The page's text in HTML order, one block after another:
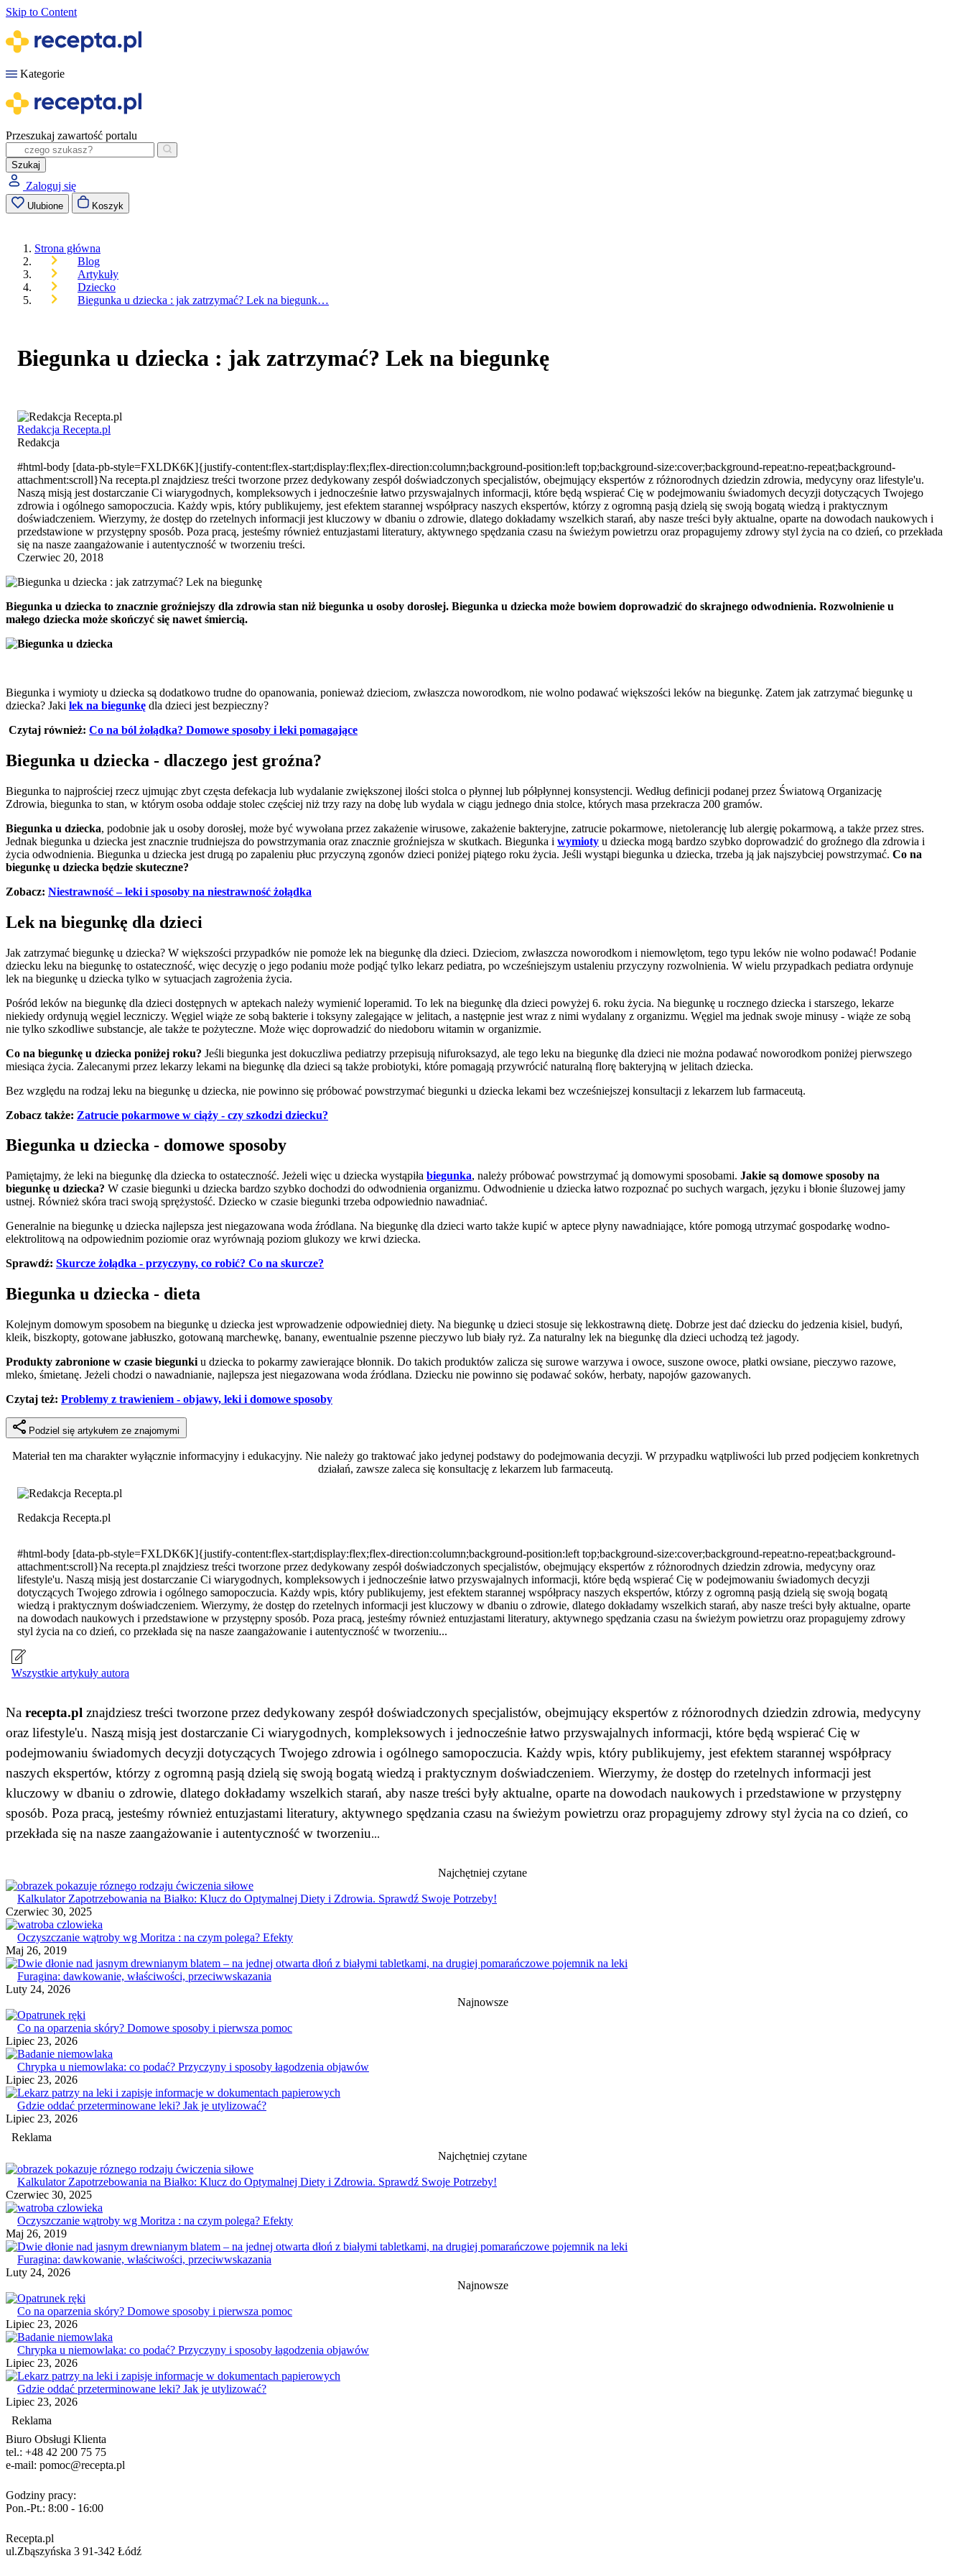
Skip to Content
Kategorie
Przeszukaj zawartość portalu
Szukaj
Zaloguj się
Ulubione Koszyk
Strona główna
Blog
Artykuły
Dziecko
Biegunka u dziecka : jak zatrzymać? Lek na biegunk…
Biegunka u dziecka : jak zatrzymać? Lek na biegunkę
Redakcja Recepta.pl
Redakcja
#html-body [data-pb-style=FXLDK6K]{justify-content:flex-start;display:flex;flex-direction:column;background-position:left top;background-size:cover;background-repeat:no-repeat;background-
attachment:scroll}Na recepta.pl znajdziesz treści tworzone przez dedykowany zespół doświadczonych specjalistów, obejmujący ekspertów z różnorodnych dziedzin zdrowia, medycyny oraz lifestyle'u.
Naszą misją jest dostarczanie Ci wiarygodnych, kompleksowych i jednocześnie łatwo przyswajalnych informacji, które będą wspierać Cię w podejmowaniu świadomych decyzji dotyczących Twojego
zdrowia i ogólnego samopoczucia. Każdy wpis, który publikujemy, jest efektem starannej współpracy naszych ekspertów, którzy z ogromną pasją dzielą się swoją bogatą wiedzą i praktycznym
doświadczeniem. Wierzymy, że dostęp do rzetelnych informacji jest kluczowy w dbaniu o zdrowie, dlatego dokładamy wszelkich starań, aby nasze treści były aktualne, oparte na dowodach naukowych i
przedstawione w przystępny sposób. Poza pracą, jesteśmy również entuzjastami literatury, aktywnego spędzania czasu na świeżym powietrzu oraz propagujemy zdrowy styl życia na co dzień, co przekłada
się na nasze zaangażowanie i autentyczność w tworzeniu treści.
Czerwiec 20, 2018
Biegunka u dziecka to znacznie groźniejszy dla zdrowia stan niż biegunka u osoby dorosłej. Biegunka u dziecka może bowiem doprowadzić do skrajnego odwodnienia. Rozwolnienie u
małego dziecka może skończyć się nawet śmiercią.
Biegunka i wymioty u dziecka są dodatkowo trudne do opanowania, ponieważ dzieciom, zwłaszcza noworodkom, nie wolno podawać większości leków na biegunkę. Zatem jak zatrzymać biegunkę u
dziecka? Jaki lek na biegunkę dla dzieci jest bezpieczny?
Czytaj również: Co na ból żołądka? Domowe sposoby i leki pomagające
Biegunka u dziecka - dlaczego jest groźna?
Biegunka to najprościej rzecz ujmując zbyt częsta defekacja lub wydalanie zwiększonej ilości stolca o płynnej lub półpłynnej konsystencji. Według definicji podanej przez Światową Organizację
Zdrowia, biegunka to stan, w którym osoba oddaje stolec częściej niż trzy razy na dobę lub wydala w ciągu jednego dnia stolce, których masa przekracza 200 gramów.
Biegunka u dziecka, podobnie jak u osoby dorosłej, może być wywołana przez zakażenie wirusowe, zakażenie bakteryjne, zatrucie pokarmowe, nietolerancję lub alergię pokarmową, a także przez stres.
Jednak biegunka u dziecka jest znacznie trudniejsza do powstrzymania oraz znacznie groźniejsza w skutkach. Biegunka i wymioty u dziecka mogą bardzo szybko doprowadzić do groźnego dla zdrowia i
życia odwodnienia. Biegunka u dziecka jest drugą po zapaleniu płuc przyczyną zgonów dzieci poniżej piątego roku życia. Jeśli wystąpi biegunka u dziecka, trzeba ją jak najszybciej powstrzymać. Co na
biegunkę u dziecka będzie skuteczne?
Zobacz: Niestrawność – leki i sposoby na niestrawność żołądka
Lek na biegunkę dla dzieci
Jak zatrzymać biegunkę u dziecka? W większości przypadków nie pomoże lek na biegunkę dla dzieci. Dzieciom, zwłaszcza noworodkom i niemowlętom, tego typu leków nie wolno podawać! Podanie
dziecku leku na biegunkę to ostateczność, więc decyzję o jego podaniu może podjąć tylko lekarz pediatra, po wcześniejszym ustaleniu przyczyny rozwolnienia. W wielu przypadkach pediatra ordynuje
lek na biegunkę u dziecka tylko w sytuacjach zagrożenia życia.
Pośród leków na biegunkę dla dzieci dostępnych w aptekach należy wymienić loperamid. To lek na biegunkę dla dzieci powyżej 6. roku życia. Na biegunkę u rocznego dziecka i starszego, lekarze
niekiedy ordynują węgiel leczniczy. Węgiel wiąże ze sobą bakterie i toksyny zalegające w jelitach, a następnie jest wraz z nimi wydalany z organizmu. Węgiel ma jednak swoje minusy - wiąże ze sobą
nie tylko szkodliwe substancje, ale także te pożyteczne. Może więc doprowadzić do niedoboru witamin w organizmie.
Co na biegunkę u dziecka poniżej roku? Jeśli biegunka jest dokuczliwa pediatrzy przepisują nifuroksazyd, ale tego leku na biegunkę dla dzieci nie można podawać noworodkom poniżej pierwszego
miesiąca życia. Zalecanymi przez lekarzy lekami na biegunkę dla dzieci są także probiotyki, które pomagają przywrócić naturalną florę bakteryjną w jelitach dziecka.
Bez względu na rodzaj leku na biegunkę u dziecka, nie powinno się próbować powstrzymać biegunki u dziecka lekami bez wcześniejszej konsultacji z lekarzem lub farmaceutą.
Zobacz także: Zatrucie pokarmowe w ciąży - czy szkodzi dziecku?
Biegunka u dziecka - domowe sposoby
Pamiętajmy, że leki na biegunkę dla dziecka to ostateczność. Jeżeli więc u dziecka wystąpiła biegunka, należy próbować powstrzymać ją domowymi sposobami. Jakie są domowe sposoby na
biegunkę u dziecka? W czasie biegunki u dziecka bardzo szybko dochodzi do odwodnienia organizmu. Odwodnienie u dziecka łatwo rozpoznać po suchych wargach, języku i błonie śluzowej jamy
ustnej. Również skóra traci swoją sprężystość. Dziecko w czasie biegunki trzeba odpowiednio nawadniać.
Generalnie na biegunkę u dziecka najlepsza jest niegazowana woda źródlana. Na biegunkę dla dzieci warto także kupić w aptece płyny nawadniające, które pomogą utrzymać gospodarkę wodno-
elektrolitową na odpowiednim poziomie oraz wyrównają poziom glukozy we krwi dziecka.
Sprawdź: Skurcze żołądka - przyczyny, co robić? Co na skurcze?
Biegunka u dziecka - dieta
Kolejnym domowym sposobem na biegunkę u dziecka jest wprowadzenie odpowiedniej diety. Na biegunkę u dzieci stosuje się lekkostrawną dietę. Dobrze jest dać dziecku do jedzenia kisiel, budyń,
kleik, biszkopty, gotowane jabłuszko, gotowaną marchewkę, banany, ewentualnie pszenne pieczywo lub biały ryż. Za naturalny lek na biegunkę dla dzieci uchodzą też jagody.
Produkty zabronione w czasie biegunki u dziecka to pokarmy zawierające błonnik. Do takich produktów zalicza się surowe warzywa i owoce, suszone owoce, płatki owsiane, pieczywo razowe,
mleko, śmietanę. Jeżeli chodzi o nawadnianie, najlepsza jest niegazowana woda źródlana. Dziecku nie powinno się podawać soków, herbaty, napojów gazowanych.
Czytaj też: Problemy z trawieniem - objawy, leki i domowe sposoby
Podziel się artykułem ze znajomymi
Materiał ten ma charakter wyłącznie informacyjny i edukacyjny. Nie należy go traktować jako jedynej podstawy do podejmowania decyzji. W przypadku wątpliwości lub przed podjęciem konkretnych
działań, zawsze zaleca się konsultację z lekarzem lub farmaceutą.
Redakcja Recepta.pl
#html-body [data-pb-style=FXLDK6K]{justify-content:flex-start;display:flex;flex-direction:column;background-position:left top;background-size:cover;background-repeat:no-repeat;background-
attachment:scroll}Na recepta.pl znajdziesz treści tworzone przez dedykowany zespół doświadczonych specjalistów, obejmujący ekspertów z różnorodnych dziedzin zdrowia, medycyny oraz
lifestyle'u. Naszą misją jest dostarczanie Ci wiarygodnych, kompleksowych i jednocześnie łatwo przyswajalnych informacji, które będą wspierać Cię w podejmowaniu świadomych decyzji
dotyczących Twojego zdrowia i ogólnego samopoczucia. Każdy wpis, który publikujemy, jest efektem starannej współpracy naszych ekspertów, którzy z ogromną pasją dzielą się swoją bogatą
wiedzą i praktycznym doświadczeniem. Wierzymy, że dostęp do rzetelnych informacji jest kluczowy w dbaniu o zdrowie, dlatego dokładamy wszelkich starań, aby nasze treści były aktualne, oparte
na dowodach naukowych i przedstawione w przystępny sposób. Poza pracą, jesteśmy również entuzjastami literatury, aktywnego spędzania czasu na świeżym powietrzu oraz propagujemy zdrowy
styl życia na co dzień, co przekłada się na nasze zaangażowanie i autentyczność w tworzeniu...
Wszystkie artykuły autora
Na recepta.pl znajdziesz treści tworzone przez dedykowany zespół doświadczonych specjalistów, obejmujący ekspertów z różnorodnych dziedzin zdrowia, medycyny
oraz lifestyle'u. Naszą misją jest dostarczanie Ci wiarygodnych, kompleksowych i jednocześnie łatwo przyswajalnych informacji, które będą wspierać Cię w
podejmowaniu świadomych decyzji dotyczących Twojego zdrowia i ogólnego samopoczucia. Każdy wpis, który publikujemy, jest efektem starannej współpracy
naszych ekspertów, którzy z ogromną pasją dzielą się swoją bogatą wiedzą i praktycznym doświadczeniem. Wierzymy, że dostęp do rzetelnych informacji jest
kluczowy w dbaniu o zdrowie, dlatego dokładamy wszelkich starań, aby nasze treści były aktualne, oparte na dowodach naukowych i przedstawione w przystępny
sposób. Poza pracą, jesteśmy również entuzjastami literatury, aktywnego spędzania czasu na świeżym powietrzu oraz propagujemy zdrowy styl życia na co dzień, co
przekłada się na nasze zaangażowanie i autentyczność w tworzeniu...
Najchętniej czytane
Kalkulator Zapotrzebowania na Białko: Klucz do Optymalnej Diety i Zdrowia. Sprawdź Swoje Potrzeby!
Czerwiec 30, 2025
Oczyszczanie wątroby wg Moritza : na czym polega? Efekty
Maj 26, 2019
Furagina: dawkowanie, właściwości, przeciwwskazania
Luty 24, 2026
Najnowsze
Co na oparzenia skóry? Domowe sposoby i pierwsza pomoc
Lipiec 23, 2026
Chrypka u niemowlaka: co podać? Przyczyny i sposoby łagodzenia objawów
Lipiec 23, 2026
Gdzie oddać przeterminowane leki? Jak je utylizować?
Lipiec 23, 2026
Reklama
Najchętniej czytane
Kalkulator Zapotrzebowania na Białko: Klucz do Optymalnej Diety i Zdrowia. Sprawdź Swoje Potrzeby!
Czerwiec 30, 2025
Oczyszczanie wątroby wg Moritza : na czym polega? Efekty
Maj 26, 2019
Furagina: dawkowanie, właściwości, przeciwwskazania
Luty 24, 2026
Najnowsze
Co na oparzenia skóry? Domowe sposoby i pierwsza pomoc
Lipiec 23, 2026
Chrypka u niemowlaka: co podać? Przyczyny i sposoby łagodzenia objawów
Lipiec 23, 2026
Gdzie oddać przeterminowane leki? Jak je utylizować?
Lipiec 23, 2026
Reklama
Biuro Obsługi Klienta
tel.: +48 42 200 75 75
e-mail: pomoc@recepta.pl
Godziny pracy:
Pon.-Pt.: 8:00 - 16:00
Recepta.pl
ul.Zbąszyńska 3 91-342 Łódź